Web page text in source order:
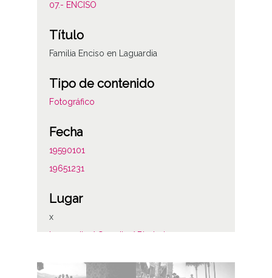
07.- ENCISO
Título
Familia Enciso en Laguardia
Tipo de contenido
Fotográfico
Fecha
19590101
19651231
Lugar
x
Laguardia / Guardia / Biasteri